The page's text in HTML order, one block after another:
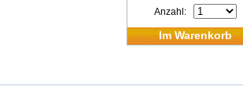
Anzahl:
Im Warenkorb